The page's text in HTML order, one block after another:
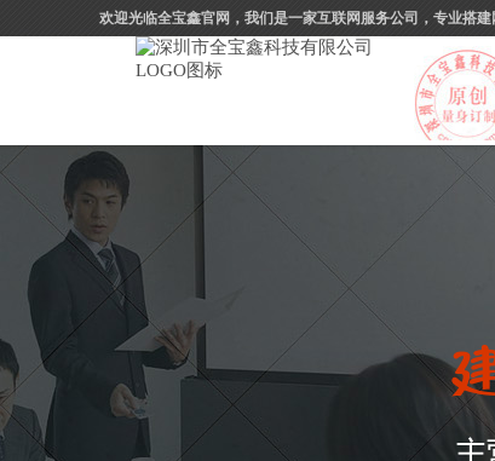
欢迎光临全宝鑫官网，我们是一家互联网服务公司，专业搭